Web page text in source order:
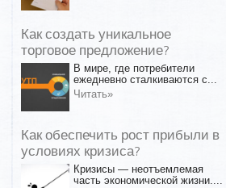
Как создать уникальное
торговое предложение?
В мире, где потребители
ежедневно сталкиваются с...
Читать»
Как обеспечить рост прибыли в
условиях кризиса?
Кризисы — неотъемлемая
часть экономической жизни....